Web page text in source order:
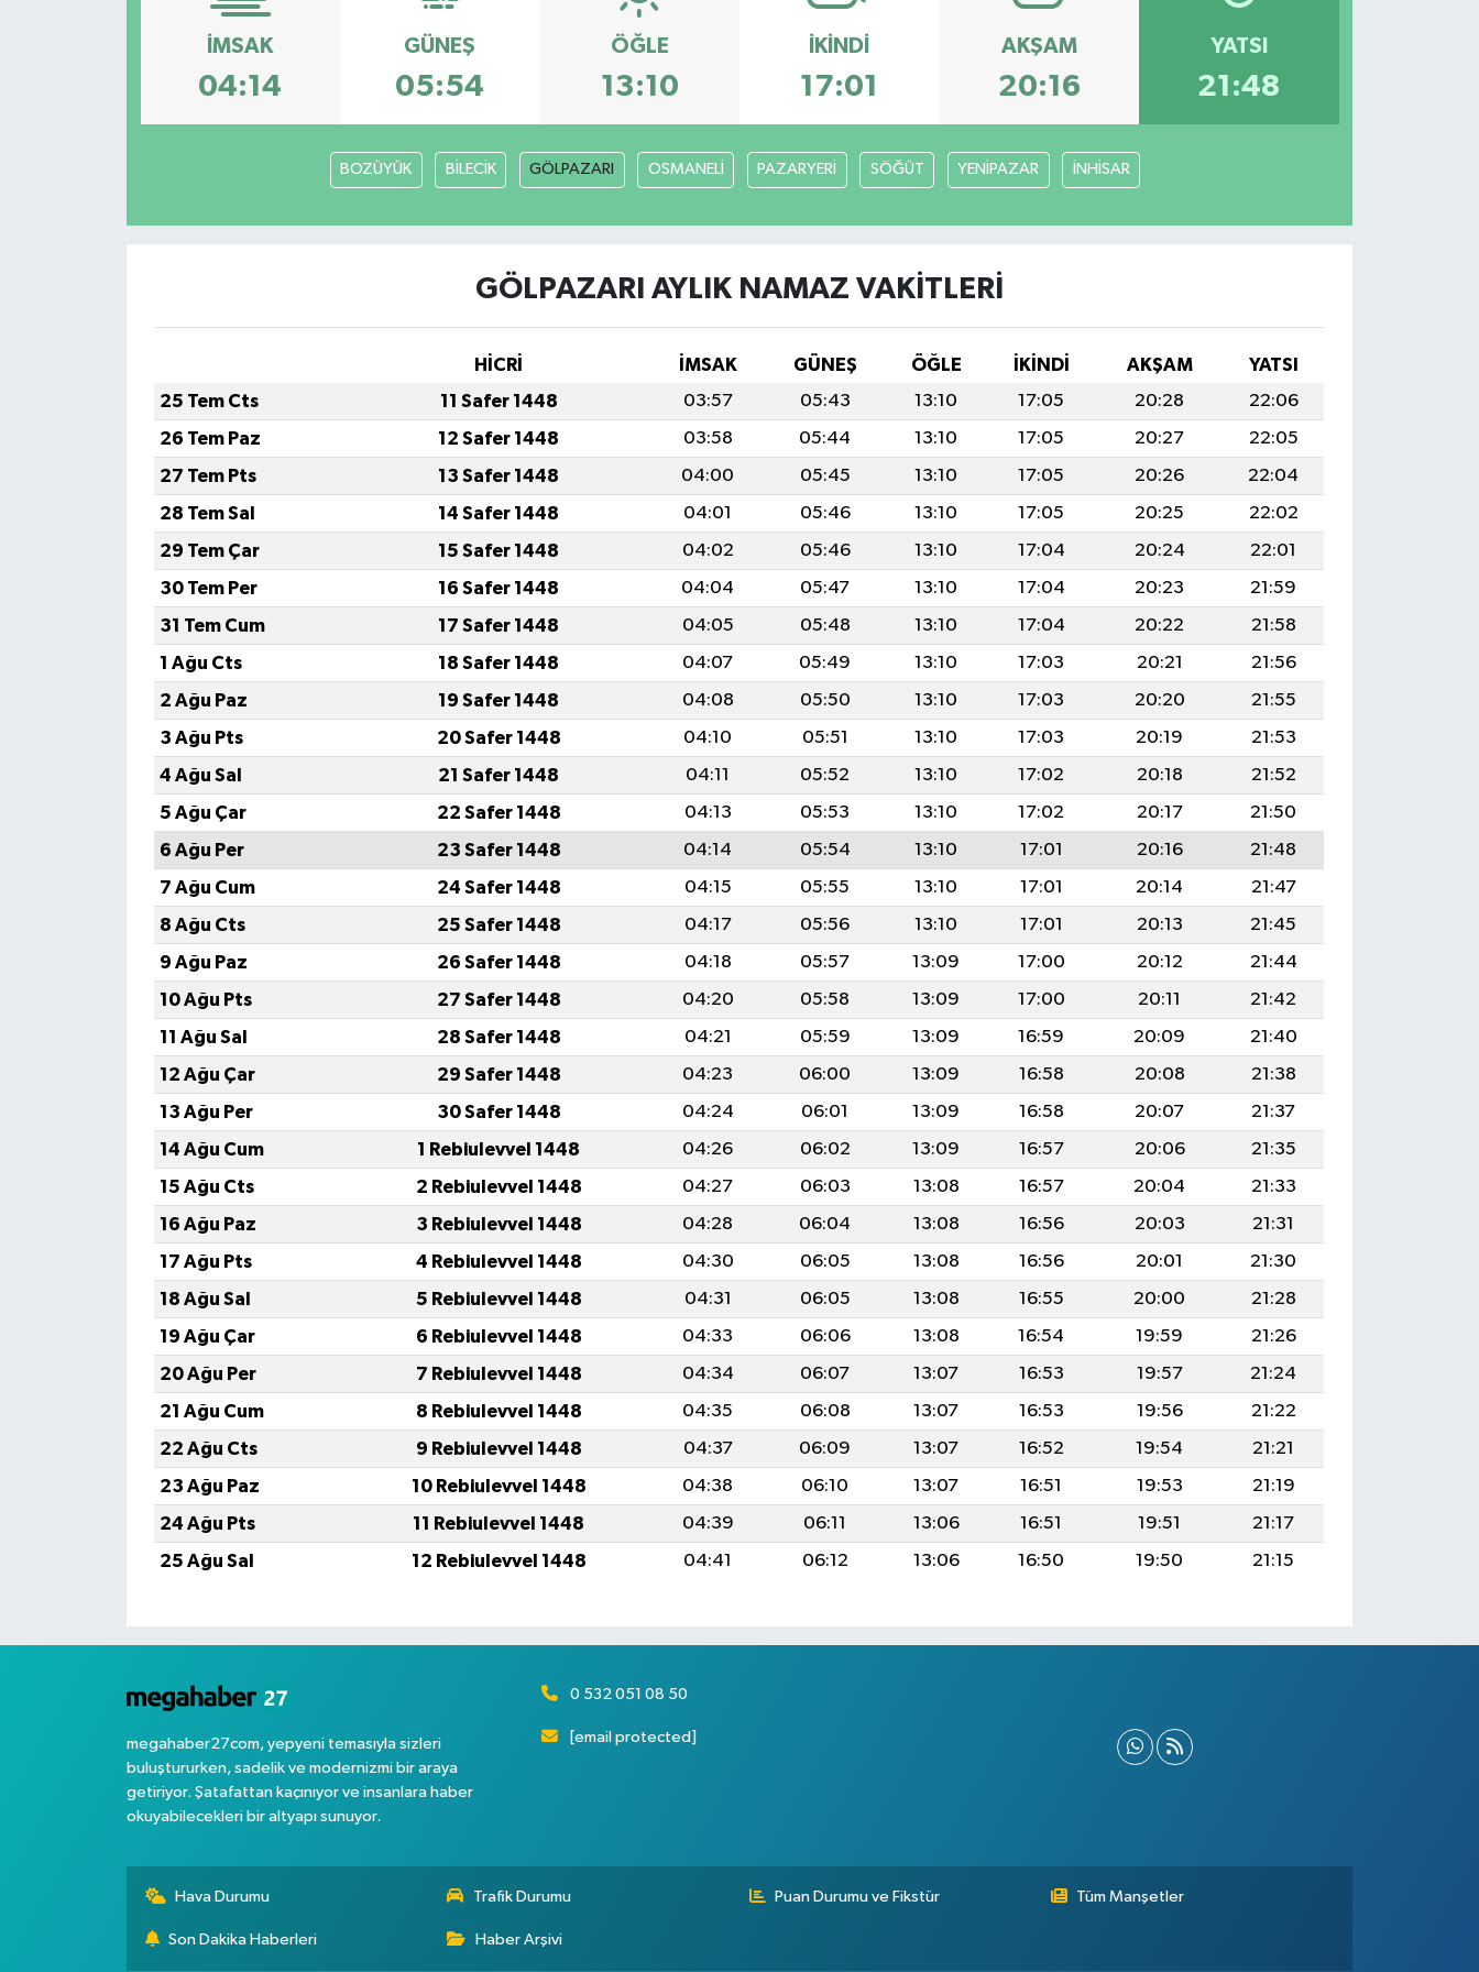
İMSAK
04:14
GÜNEŞ
05:54
ÖĞLE
13:10
İKINDI
17:01
AKŞAM
20:16
YATSI
21:48
BOZÜYÜK BİLECİK GÖLPAZARI OSMANELİ PAZARYERİ SÖĞÜT YENİPAZAR İNHİSAR
GÖLPAZARI AYLIK NAMAZ VAKITLERI
HİCRİ İMSAK GÜNEŞ ÖĞLE İKINDI AKŞAM
YATSI
25 Tem Cts
11 Safer 1448 03:57 05:43 13:10 17:05 20:28
22:06
26 Tem Paz
12 Safer 1448 03:58 05:44 13:10 17:05 20:27
22:05
27 Tem Pts
13 Safer 1448 04:00 05:45 13:10 17:05 20:26
22:04
28 Tem Sal
14 Safer 1448 04:01 05:46 13:10 17:05 20:25
22:02
29 Tem Çar
15 Safer 1448 04:02 05:46 13:10 17:04 20:24
22:01
30 Tem Per
16 Safer 1448 04:04 05:47 13:10 17:04 20:23
21:59
31 Tem Cum
17 Safer 1448 04:05 05:48 13:10 17:04 20:22
21:58
1 Ağu Cts
18 Safer 1448 04:07 05:49 13:10 17:03 20:21
21:56
2 Ağu Paz
19 Safer 1448 04:08 05:50 13:10 17:03 20:20
21:55
3 Ağu Pts
20 Safer 1448 04:10 05:51 13:10 17:03 20:19
21:53
4 Ağu Sal
21 Safer 1448 04:11 05:52 13:10 17:02 20:18
21:52
5 Ağu Çar
22 Safer 1448 04:13 05:53 13:10 17:02 20:17
21:50
6 Ağu Per
23 Safer 1448 04:14 05:54 13:10 17:01 20:16
21:48
7 Ağu Cum
24 Safer 1448 04:15 05:55 13:10 17:01 20:14
21:47
8 Ağu Cts
25 Safer 1448 04:17 05:56 13:10 17:01 20:13
21:45
9 Ağu Paz
26 Safer 1448 04:18 05:57 13:09 17:00 20:12
21:44
10 Ağu Pts
27 Safer 1448 04:20 05:58 13:09 17:00 20:11
21:42
11 Ağu Sal
28 Safer 1448 04:21 05:59 13:09 16:59 20:09
21:40
12 Ağu Çar
29 Safer 1448 04:23 06:00 13:09 16:58 20:08
21:38
13 Ağu Per
30 Safer 1448 04:24 06:01 13:09 16:58 20:07
21:37
14 Ağu Cum
1 Rebiulevvel 1448 04:26 06:02 13:09 16:57 20:06
21:35
15 Ağu Cts
2 Rebiulevvel 1448 04:27 06:03 13:08 16:57 20:04
21:33
16 Ağu Paz
3 Rebiulevvel 1448 04:28 06:04 13:08 16:56 20:03
21:31
17 Ağu Pts
4 Rebiulevvel 1448 04:30 06:05 13:08 16:56 20:01
21:30
18 Ağu Sal
5 Rebiulevvel 1448 04:31 06:05 13:08 16:55 20:00
21:28
19 Ağu Çar
6 Rebiulevvel 1448 04:33 06:06 13:08 16:54 19:59
21:26
20 Ağu Per
7 Rebiulevvel 1448 04:34 06:07 13:07 16:53 19:57
21:24
21 Ağu Cum
8 Rebiulevvel 1448 04:35 06:08 13:07 16:53 19:56
21:22
22 Ağu Cts
9 Rebiulevvel 1448 04:37 06:09 13:07 16:52 19:54
21:21
23 Ağu Paz
10 Rebiulevvel 1448 04:38 06:10 13:07 16:51 19:53
21:19
24 Ağu Pts
11 Rebiulevvel 1448 04:39 06:11 13:06 16:51 19:51
21:17
25 Ağu Sal
12 Rebiulevvel 1448 04:41 06:12 13:06 16:50 19:50 21:15
megahaber27com, yepyeni temasıyla sizleri
buluştururken, sadelik ve modernizmi bir araya
getiriyor. Şatafattan kaçınıyor ve insanlara haber
okuyabilecekleri bir altyapı sunuyor.
0 532 051 08 50
[email protected]
Hava Durumu Trafik Durumu Puan Durumu ve Fikstür Tüm Manşetler
Son Dakika Haberleri Haber Arşivi